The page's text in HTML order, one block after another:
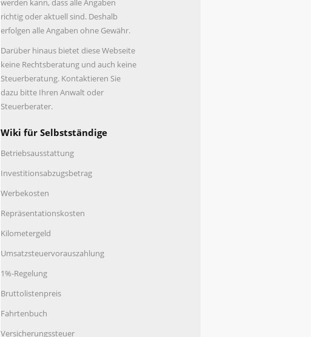
werden kann, dass alle Angaben
richtig oder aktuell sind. Deshalb
erfolgen alle Angaben ohne Gewähr.
Darüber hinaus bietet diese Webseite
keine Rechtsberatung und auch keine
Steuerberatung. Kontaktieren Sie
dazu bitte Ihren Anwalt oder
Steuerberater.
Wiki für Selbstständige
Betriebsausstattung
Investitionsabzugsbetrag
Werbekosten
Repräsentationskosten
Kilometergeld
Umsatzsteuervorauszahlung
1%-Regelung
Bruttolistenpreis
Fahrtenbuch
Versicherungssteuer